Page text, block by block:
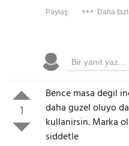
Paylaş: Daha
1
Bence masa degil
daha guzel oluyo
kullanirsin. Marka
siddetle